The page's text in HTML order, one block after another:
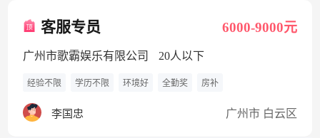
客服专员 6000-9000元
广州市歌霸娱乐有限公司 20人以下
经验不限 学历不限 环境好 全勤奖 房补
李国忠 广州市 白云区